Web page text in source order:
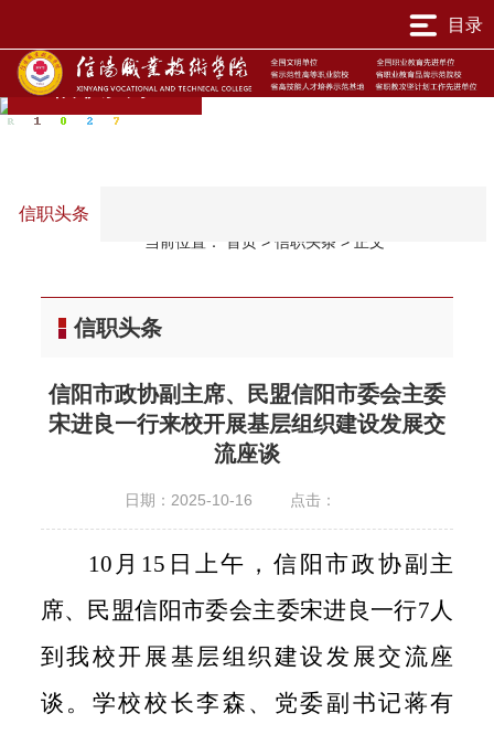
目录
信职头条
当前位置： 首页 > 信职头条 >正文
信职头条
信职头条
信阳市政协副主席、民盟信阳市委会主委
宋进良一行来校开展基层组织建设发展交
流座谈
日期：2025-10-16 点击：
10月15日上午，信阳市政协副主
席、民盟信阳市委会主委宋进良一行7人
到我校开展基层组织建设发展交流座
谈。学校校长李森、党委副书记蒋有